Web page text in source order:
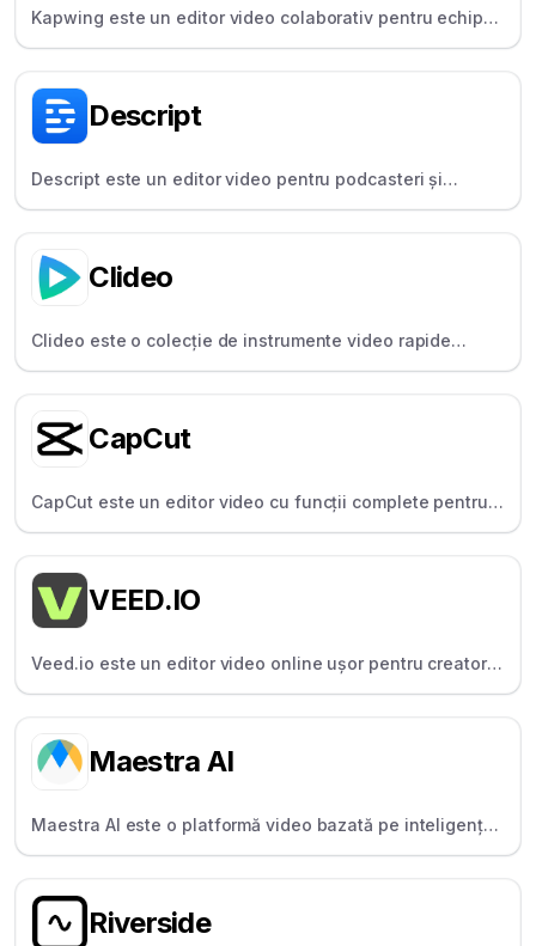
Kapwing este un editor video colaborativ pentru echipe
și creatori, care oferă instrumente AI și subtitrări.
Descript
Descript este un editor video pentru podcasteri și
YouTuberi care permite editarea videoclipurilor ca text,
Clideo
Clideo este o colecție de instrumente video rapide
pentru utilizatorii ocazionali, care ajută la îmbinarea,
CapCut
CapCut este un editor video cu funcții complete pentru
mobil și desktop, popular pentru efectele sale la modă,
VEED.IO
Veed.io este un editor video online ușor pentru creatori,
care permite editarea și legendarea rapidă a
Maestra AI
Maestra AI este o platformă video bazată pe inteligență
artificială pentru creatori globali, oferind transcriere,
Riverside